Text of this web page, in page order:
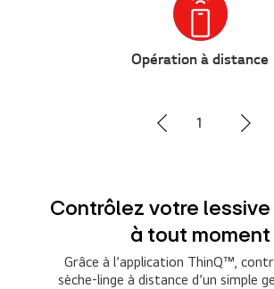
Suivi et entretien
Un entretien simplifié,
en temps réel
Qu’il s’agisse de l’entretien
énergétique, l’application ThinQ™
2